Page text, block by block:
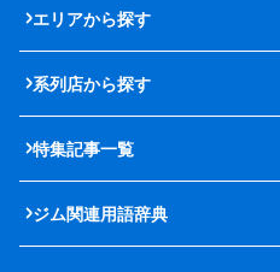
エリアから探す
系列店から探す
特集記事一覧
ジム関連用語辞典